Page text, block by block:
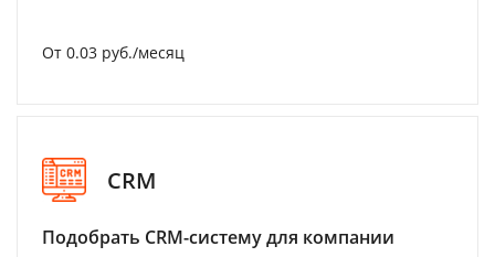
От 0.03 руб./месяц
CRM
Подобрать CRM-систему для компании